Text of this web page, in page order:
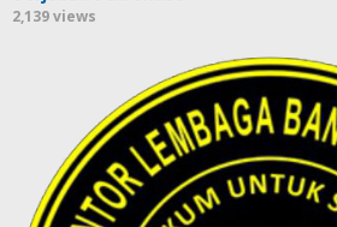
2,139 views